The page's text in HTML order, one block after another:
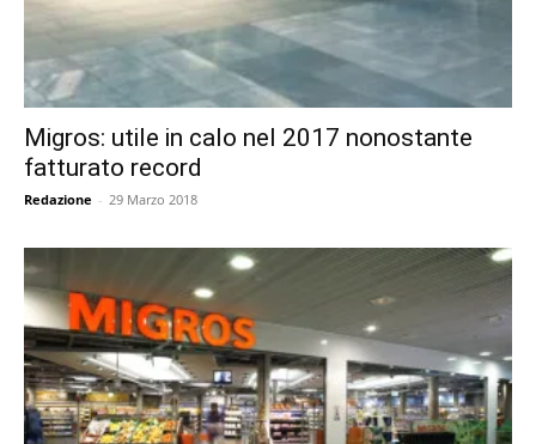
Migros: utile in calo nel 2017 nonostante
fatturato record
Redazione - 29 Marzo 2018